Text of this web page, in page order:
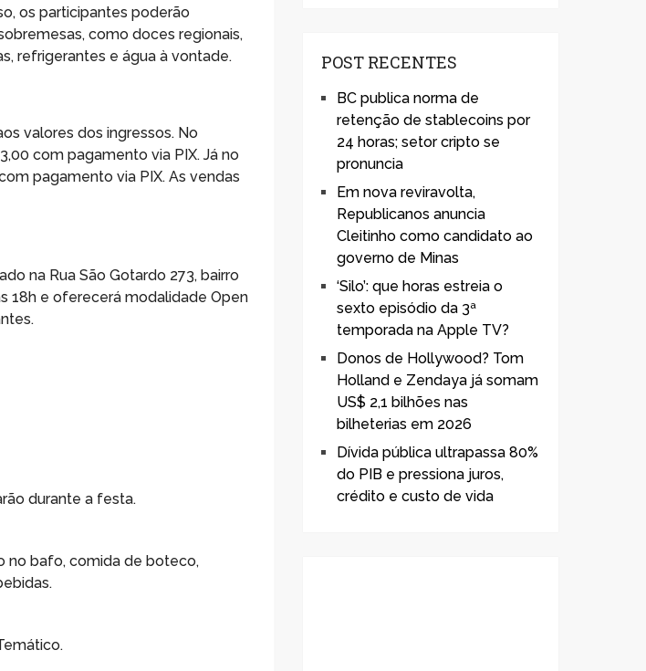
os participantes poderão
como doces regionais,
refrigerantes e água à vontade.
valores dos ingressos. No
com pagamento via PIX. Já no
pagamento via PIX. As vendas
na Rua São Gotardo 273, bairro
18h e oferecerá modalidade Open
durante a festa.
no bafo, comida de boteco,
POST RECENTES
BC publica norma de
retenção de stablecoins por
24 horas; setor cripto se
pronuncia
Em nova reviravolta,
Republicanos anuncia
Cleitinho como candidato ao
governo de Minas
‘Silo’: que horas estreia o
sexto episódio da 3ª
temporada na Apple TV?
Donos de Hollywood? Tom
Holland e Zendaya já somam
US$ 2,1 bilhões nas
bilheterias em 2026
Dívida pública ultrapassa 80%
do PIB e pressiona juros,
crédito e custo de vida